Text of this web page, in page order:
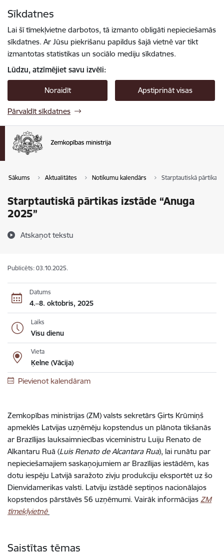
Sīkdatnes
Lai šī tīmekļvietne darbotos, tā izmanto obligāti nepieciešamās
sīkdatnes. Ar Jūsu piekrišanu papildus šajā vietnē var tikt
izmantotas statistikas un sociālo mediju sīkdatnes.
Lūdzu, atzīmējiet savu izvēli:
Noraidīt Apstiprināt visas
Pārvaldīt sīkdatnes
Sākums Aktualitātes Notikumu kalendārs Starptautiskā pārtikas
Starptautiskā pārtikas izstāde “Anuga
2025”
Atskaņot tekstu
Publicēts: 03.10.2025.
Datums
4.–8. oktobris, 2025
Laiks
Visu dienu
Vieta
Ķelne (Vācija)
Pievienot kalendāram
Zemkopības ministrijas (ZM) valsts sekretārs Ģirts Krūmiņš
apmeklēs Latvijas uzņēmēju kopstendus un plānota tikšanās
ar Brazīlijas lauksaimniecības viceministru Luiju Renato de
Alkantaru Ruā (Luis Renato de Alcantara Rua), lai runātu par
nepieciešamajiem saskaņojumiem ar Brazīlijas iestādēm, kas
dotu iespēju Latvijā saražoto zivju produkciju eksportēt uz šo
Dienvidamerikas valsti. Latviju izstādē septiņos nacionālajos
kopstendos pārstāvēs 56 uzņēmumi. Vairāk informācijas ZM
tīmekļvietnē
Saistītas tēmas